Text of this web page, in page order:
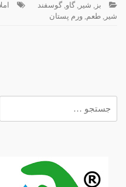
بز , شیر , گاو, گوسفند
شیر , طعم, ورم پستان
برای: